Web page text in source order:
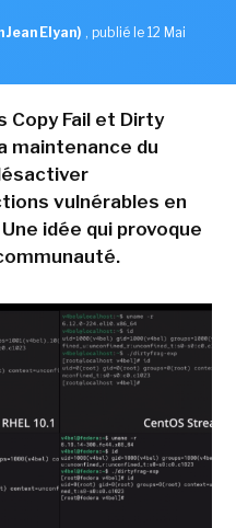
Elyan) , publié le 12 Mai
Fail et Dirty
maintenance du
vulnérables en
idée qui provoque